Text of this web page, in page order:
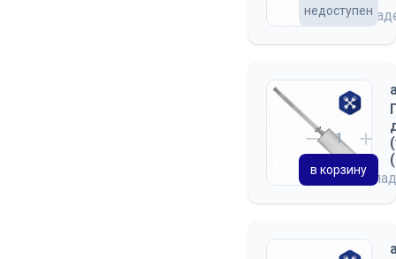
на
недоступен
на
в корзину